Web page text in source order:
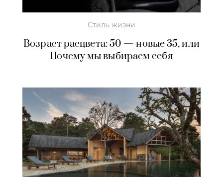
Стиль жизни
Возраст расцвета: 50 — новые 35, или
Почему мы выбираем себя